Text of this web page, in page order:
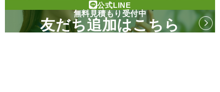
公式LINE
無料見積もり受付中
友だち追加はこちら